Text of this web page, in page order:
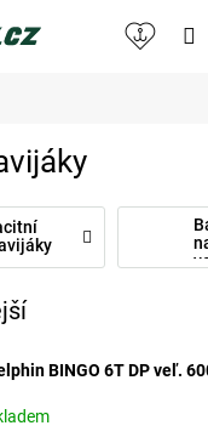
BINGO 6T DP veľ.